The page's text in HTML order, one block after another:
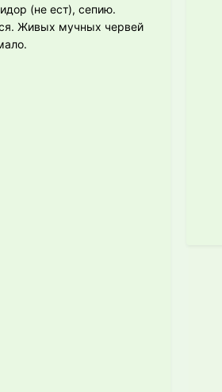
(не ест), сепию.
Живых мучных червей